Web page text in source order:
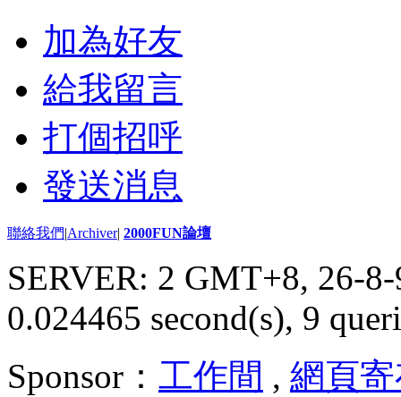
加為好友
給我留言
打個招呼
發送消息
聯絡我們|Archiver| 2000FUN論壇
SERVER: 2 GMT+8, 26-
0.024465 second(s), 9
Sponsor： 工作間 , 網頁